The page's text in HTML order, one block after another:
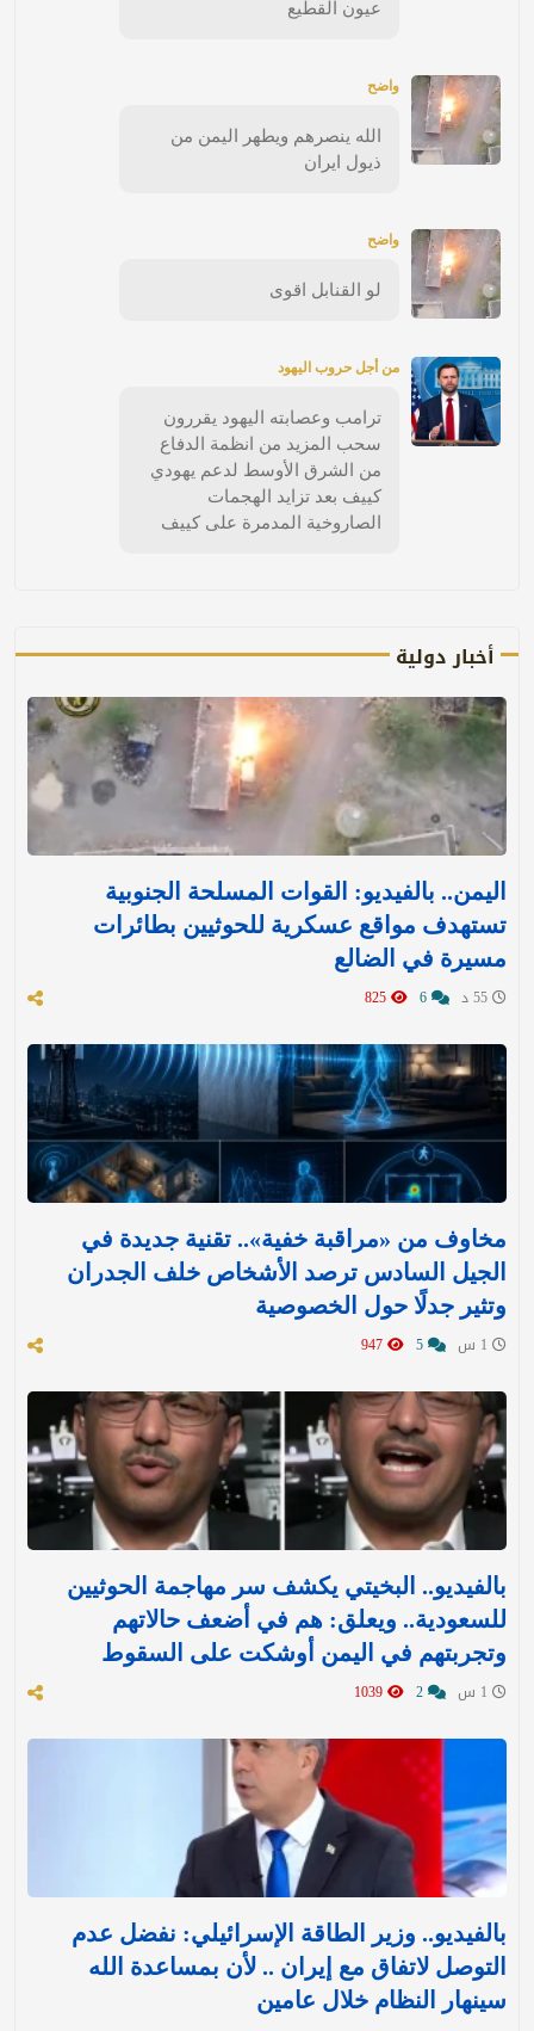
عيون القطيع
واضح
الله ينصرهم ويطهر اليمن من
ذيول ايران
واضح
لو القنابل اقوى
من أجل حروب اليهود
ترامب وعصابته اليهود يقررون
سحب المزيد من انظمة الدفاع
من الشرق الأوسط لدعم يهودي
كييف بعد تزايد الهجمات
الصاروخية المدمرة على كييف
أخبار دولية
اليمن.. بالفيديو: القوات المسلحة الجنوبية
تستهدف مواقع عسكرية للحوثيين بطائرات
مسيرة في الضالع
مخاوف من «مراقبة خفية».. تقنية جديدة في
الجيل السادس ترصد الأشخاص خلف الجدران
وتثير جدلًا حول الخصوصية
بالفيديو.. البخيتي يكشف سر مهاجمة الحوثيين
للسعودية.. ويعلق: هم في أضعف حالاتهم
وتجربتهم في اليمن أوشكت على السقوط
بالفيديو.. وزير الطاقة الإسرائيلي: نفضل عدم
التوصل لاتفاق مع إيران .. لأن بمساعدة الله
سينهار النظام خلال عامين